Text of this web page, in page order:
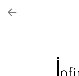
Biblioteci și rafturi